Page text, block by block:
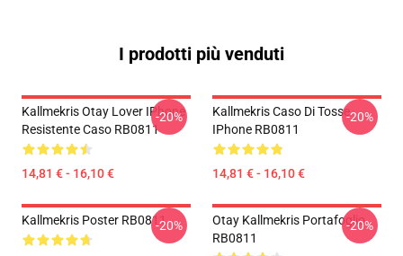
I prodotti più venduti
Kallmekris Otay Lover IPhone
Resistente Caso RB0811
14,81 € - 16,10 €
-20%
Kallmekris Caso Di Tosse
IPhone RB0811
14,81 € - 16,10 €
-20%
Kallmekris Poster RB0811-20%
Otay Kallmekris Portafoglio
RB0811
-20%